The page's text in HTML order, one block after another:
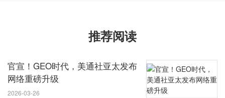
推荐阅读
官宣！GEO时代，美通社亚太发布
网络重磅升级
2026-03-26